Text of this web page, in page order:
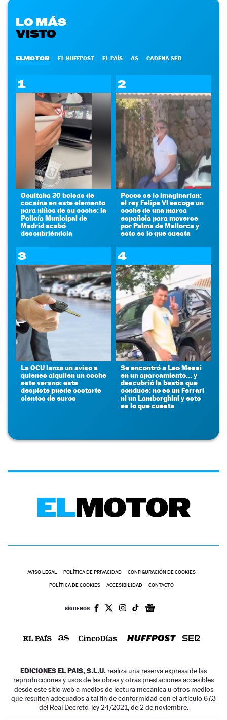
LO MÁS
VISTO
ELMOTOR EL HUFFPOST EL PAÍS AS CADENA SER
1
Ocultaba 30 bolsas de
cocaína en este elemento
para niños de su coche: la
Policía Municipal de
Madrid acabó
descubriéndola
2
Pocos se lo imaginarían:
el rey Felipe VI escoge un
coche de una marca
española para moverse
por Palma de Mallorca y
esto es lo que cuesta
3
La OCU lanza un aviso a
quienes alquilen un coche
este verano: este
despiste puede costarte
cientos de euros
4
Se encontró a Leo Messi
en un aparcamiento... y
descubrió la bestia que
conduce: no es un Ferrari
ni un Lamborghini y esto
es lo que cuesta
AVISO LEGAL POLÍTICA DE PRIVACIDAD CONFIGURACIÓN DE COOKIES
POLÍTICA DE COOKIES ACCESIBILIDAD CONTACTO
SÍGUENOS:
EDICIONES EL PAIS, S.L.U. realiza una reserva expresa de las
reproducciones y usos de las obras y otras prestaciones accesibles
desde este sitio web a medios de lectura mecánica u otros medios
que resulten adecuados a tal fin de conformidad con el artículo 67.3
del Real Decreto-ley 24/2021, de 2 de noviembre.